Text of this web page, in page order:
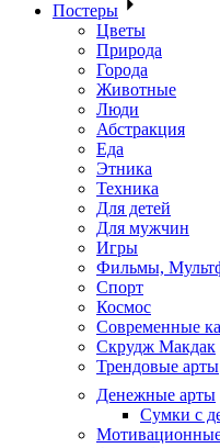
Постеры
Цветы
Природа
Города
Животные
Люди
Абстракция
Еда
Этника
Техника
Для детей
Для мужчин
Игры
Фильмы,
Спорт
Космос
Современные
Скрудж Макдак
Трендовые арты
Денежные арты
Сумки с